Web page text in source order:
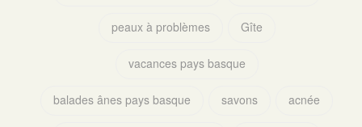
peaux à problèmes Gîte
vacances pays basque
balades ânes pays basque savons acnée